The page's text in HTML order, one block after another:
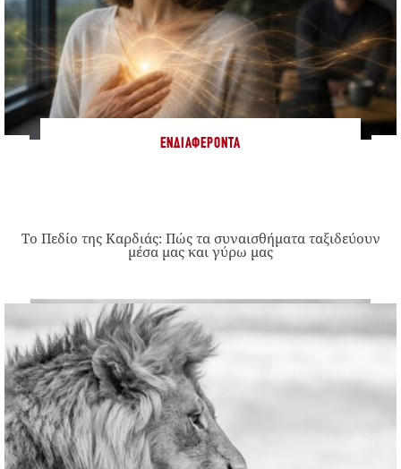
ΕΝΔΙΑΦΈΡΟΝΤΑ
Το Πεδίο της Καρδιάς: Πώς τα συναισθήματα ταξιδεύουν
μέσα μας και γύρω μας